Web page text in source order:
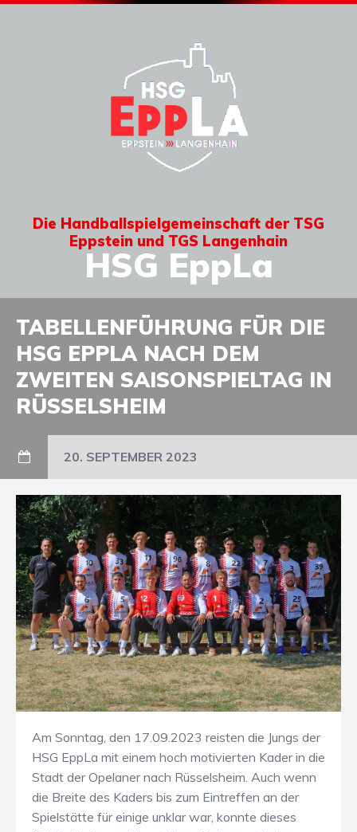
Die Handballspielgemeinschaft der TSG
Eppstein und TGS Langenhain
HSG EppLa
TABELLENFÜHRUNG FÜR DIE
HSG EPPLA NACH DEM
ZWEITEN SAISONSPIELTAG IN
RÜSSELSHEIM
20. SEPTEMBER 2023
Am Sonntag, den 17.09.2023 reisten die Jungs der
HSG EppLa mit einem hoch motivierten Kader in die
Stadt der Opelaner nach Rüsselsheim. Auch wenn
die Breite des Kaders bis zum Eintreffen an der
Spielstätte für einige unklar war, konnte dieses